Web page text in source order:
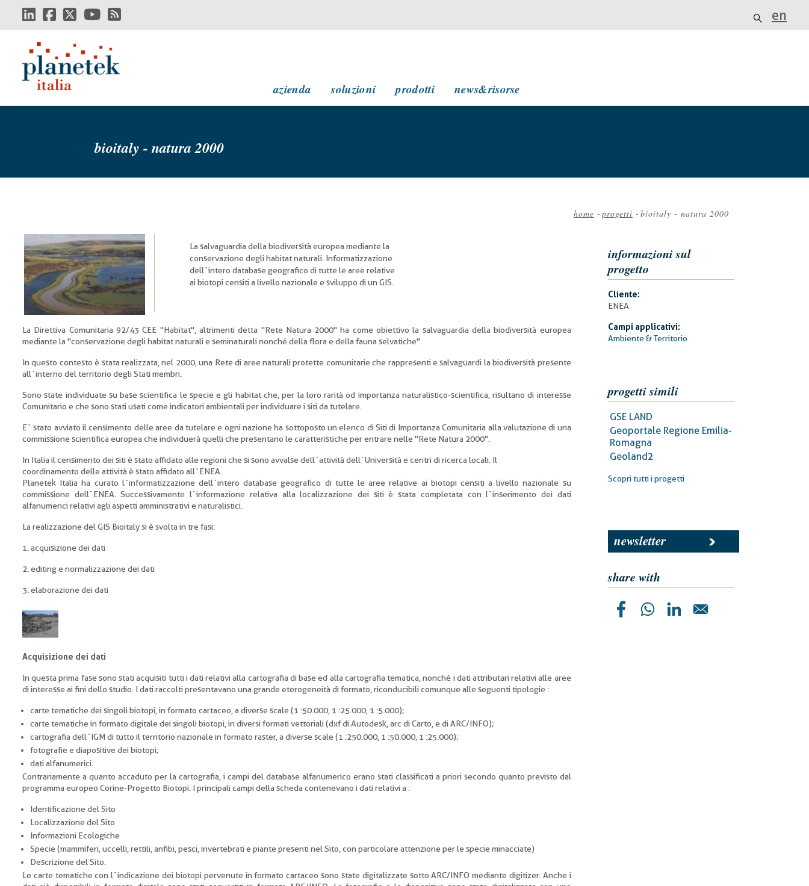
contenuto
en
azienda soluzioni prodotti news&risorse
bioitaly - natura 2000
home - progetti - bioitaly - natura 2000
La salvaguardia della biodiversità europea mediante la
conservazione degli habitat naturali. Informatizzazione
dell`intero database geografico di tutte le aree relative
ai biotopi censiti a livello nazionale e sviluppo di un GIS.
La Direttiva Comunitaria 92/43 CEE "Habitat", altrimenti detta "Rete Natura 2000" ha come obiettivo la salvaguardia della biodiversità europea
mediante la "conservazione degli habitat naturali e seminaturali nonché della flora e della fauna selvatiche".
In questo contesto è stata realizzata, nel 2000, una Rete di aree naturali protette comunitarie che rappresenti e salvaguardi la biodiversità presente
all`interno del territorio degli Stati membri.
Sono state individuate su base scientifica le specie e gli habitat che, per la loro rarità od importanza naturalistico-scientifica, risultano di interesse
Comunitario e che sono stati usati come indicatori ambientali per individuare i siti da tutelare.
E` stato avviato il censimento delle aree da tutelare e ogni nazione ha sottoposto un elenco di Siti di Importanza Comunitaria alla valutazione di una
commissione scientifica europea che individuerà quelli che presentano le caratteristiche per entrare nelle "Rete Natura 2000".
In Italia il censimento dei siti è stato affidato alle regioni che si sono avvalse dell`attività dell`Università e centri di ricerca locali. Il
coordinamento delle attività è stato affidato all`ENEA.
Planetek Italia ha curato l`informatizzazione dell`intero database geografico di tutte le aree relative ai biotopi censiti a livello nazionale su
commissione dell`ENEA. Successivamente l`informazione relativa alla localizzazione dei siti è stata completata con l`inserimento dei dati
alfanumerici relativi agli aspetti amministrativi e naturalistici.
La realizzazione del GIS Bioitaly si è svolta in tre fasi:
1. acquisizione dei dati
2. editing e normalizzazione dei dati
3. elaborazione dei dati
Acquisizione dei dati
In questa prima fase sono stati acquisiti tutti i dati relativi alla cartografia di base ed alla cartografia tematica, nonché i dati attributari relativi alle aree
di interesse ai fini dello studio. I dati raccolti presentavano una grande eterogeneità di formato, riconducibili comunque alle seguenti tipologie :
carte tematiche dei singoli biotopi, in formato cartaceo, a diverse scale (1 :50.000, 1 :25.000, 1 :5.000);
carte tematiche in formato digitale dei singoli biotopi, in diversi formati vettoriali (dxf di Autodesk, arc di Carto, e di ARC/INFO);
cartografia dell`IGM di tutto il territorio nazionale in formato raster, a diverse scale (1 :250.000, 1 :50.000, 1 :25.000);
fotografie e diapositive dei biotopi;
dati alfanumerici.
Contrariamente a quanto accaduto per la cartografia, i campi del database alfanumerico erano stati classificati a priori secondo quanto previsto dal
programma europeo Corine-Progetto Biotopi. I principali campi della scheda contenevano i dati relativi a :
Identificazione del Sito
Localizzazione del Sito
Informazioni Ecologiche
Specie (mammiferi, uccelli, rettili, anfibi, pesci, invertebrati e piante presenti nel Sito, con particolare attenzione per le specie minacciate)
Descrizione del Sito.
Le carte tematiche con l`indicazione dei biotopi pervenute in formato cartaceo sono state digitalizzate sotto ARC/INFO mediante digitizer. Anche i
informazioni sul
progetto
Cliente:
ENEA
Campi applicativi:
Ambiente & Territorio
progetti simili
GSE LAND
Geoportale Regione Emilia-
Romagna
Geoland2
Scopri tutti i progetti
newsletter
share with